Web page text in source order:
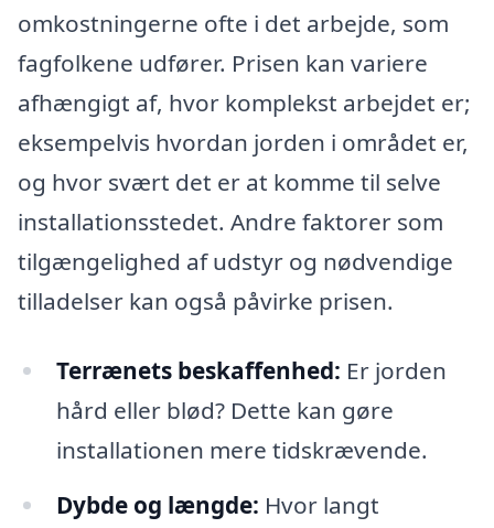
omkostningerne ofte i det arbejde, som
fagfolkene udfører. Prisen kan variere
afhængigt af, hvor komplekst arbejdet er;
eksempelvis hvordan jorden i området er,
og hvor svært det er at komme til selve
installationsstedet. Andre faktorer som
tilgængelighed af udstyr og nødvendige
tilladelser kan også påvirke prisen.
Terrænets beskaffenhed: Er jorden
hård eller blød? Dette kan gøre
installationen mere tidskrævende.
Dybde og længde: Hvor langt